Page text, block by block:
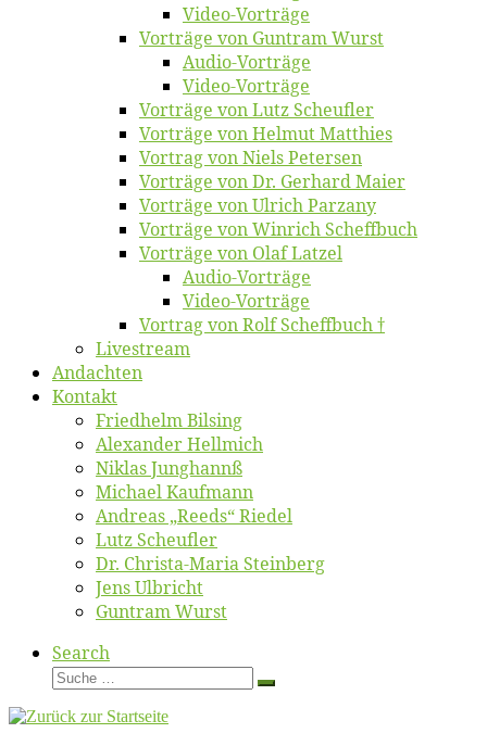
Vi­deo-Vor­trä­ge
Vor­trä­ge von Gun­tram Wurst
Au­dio-Vor­trä­ge
Vi­deo-Vor­trä­ge
Vor­trä­ge von Lutz Scheufler
Vor­trä­ge von Hel­mut Matthies
Vor­trag von Niels Petersen
Vor­trä­ge von Dr. Ger­hard Maier
Vor­trä­ge von Ul­rich Parzany
Vor­trä­ge von Win­rich Scheffbuch
Vor­trä­ge von Olaf Latzel
Au­dio-Vor­trä­ge
Vi­deo-Vor­trä­ge
Vor­trag von Rolf Scheffbuch †
Live­stream
An­dach­ten
Kon­takt
Fried­helm Bilsing
Alex­an­der Hellmich
Ni­klas Junghannß
Mi­cha­el Kaufmann
An­dre­as „Reeds“ Riedel
Lutz Scheuf­ler
Dr. Chris­­ta-Ma­ria Steinberg
Jens Ulb­richt
Gun­tram Wurst
Search
Suche
Suche